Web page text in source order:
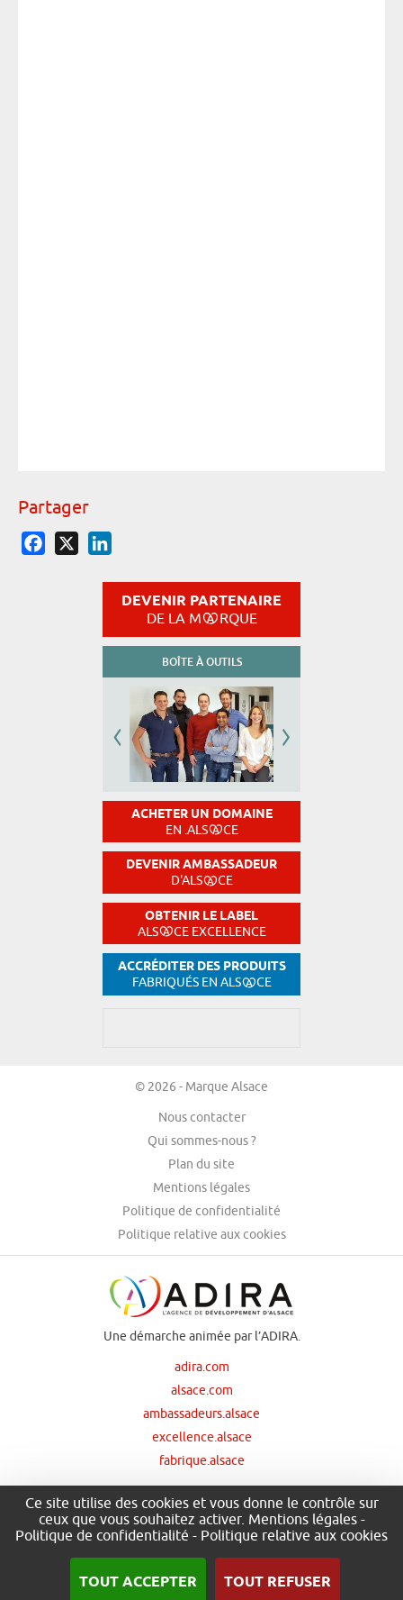
Partager
Facebook
DEVENIR PARTENAIRE
DE LA M RQUE
BOÎTE À OUTILS
ACHETER UN DOMAINE
EN .ALS CE
DEVENIR AMBASSADEUR
D'ALS CE
OBTENIR LE LABEL
ALS CE EXCELLENCE
ACCRÉDITER DES PRODUITS
FABRIQUÉS EN ALS CE
© 2026 - Marque Alsace
Nous contacter
Qui sommes-nous ?
Plan du site
Mentions légales
Politique de confidentialité
Politique relative aux cookies
Une démarche animée par l’ADIRA.
adira.com
alsace.com
ambassadeurs.alsace
excellence.alsace
fabrique.alsace
Nos principaux financeurs
Ce site utilise des cookies et vous donne le contrôle sur
ceux que vous souhaitez activer. Mentions légales-
Politique de confidentialité - Politique relative aux cookies
TOUT ACCEPTER TOUT REFUSER